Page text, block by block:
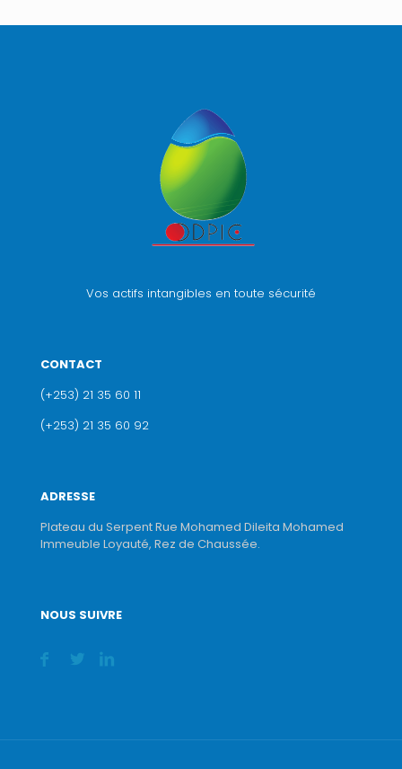
Vos actifs intangibles en toute sécurité
CONTACT
(+253) 21 35 60 11
(+253) 21 35 60 92
ADRESSE
Plateau du Serpent Rue Mohamed Dileita Mohamed
Immeuble Loyauté, Rez de Chaussée.
NOUS SUIVRE